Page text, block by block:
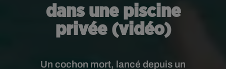
dans une piscine
privée (vidéo)
Un cochon mort, lancé depuis un